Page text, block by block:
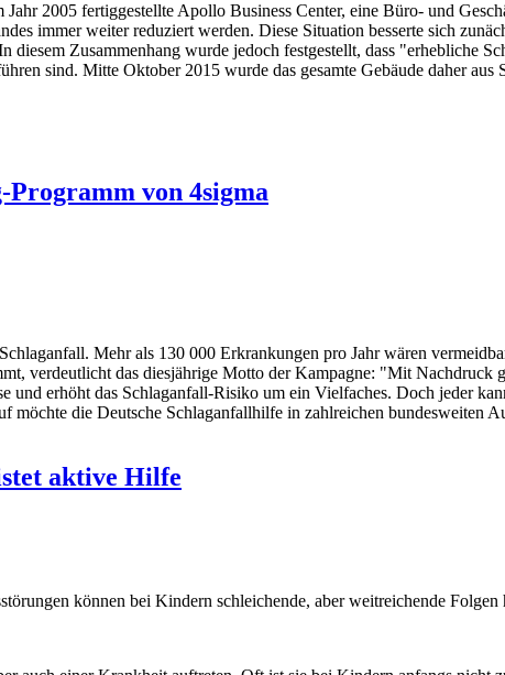
2005 fertiggestellte Apollo Business Center, eine Büro- und
immer weiter reduziert werden. Diese Situation besserte sich
diesem Zusammenhang wurde jedoch festgestellt, dass "erhebliche
sind. Mitte Oktober 2015 wurde das gesamte Gebäude daher
Programm von 4sigma
Mehr als 130 000 Erkrankungen pro Jahr wären
verdeutlicht das diesjährige Motto der Kampagne: "Mit Nachdruck
und erhöht das Schlaganfall-Risiko um ein Vielfaches. Doch jeder
möchte die Deutsche Schlaganfallhilfe in zahlreichen bundesweiten
aktive Hilfe
können bei Kindern schleichende, aber weitreichende Folgen